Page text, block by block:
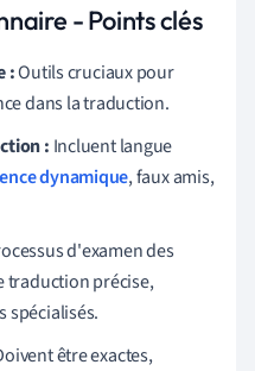
- Points clés
:Outils cruciaux pour
dans la traduction.
: Incluent langue
dynamique, faux amis,
d'examen des
traduction précise,
spécialisés.
être exactes,